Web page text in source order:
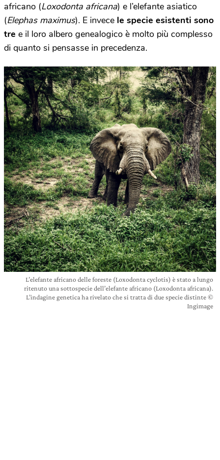
africano (Loxodonta africana) e l’elefante asiatico
(Elephas maximus). E invece le specie esistenti sono
tre e il loro albero genealogico è molto più complesso
di quanto si pensasse in precedenza.
L’elefante africano delle foreste (Loxodonta cyclotis) è stato a lungo
ritenuto una sottospecie dell’elefante africano (Loxodonta africana).
L’indagine genetica ha rivelato che si tratta di due specie distinte ©
Ingimage